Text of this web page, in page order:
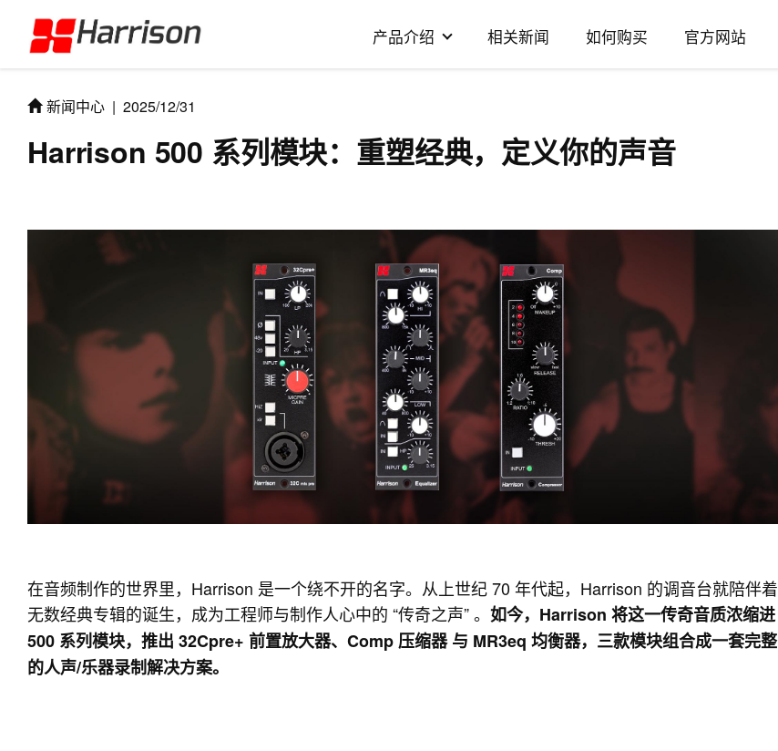
产品介绍 相关新闻 如何购买 官方网站
新闻中心 | 2025/12/31
Harrison 500 系列模块：重塑经典，定义你的声音
在音频制作的世界里，Harrison 是一个绕不开的名字。从上世纪 70 年代起，Harrison 的调音台就陪伴着
无数经典专辑的诞生，成为工程师与制作人心中的 “传奇之声” 。 如今，Harrison 将这一传奇音质浓缩进
500 系列模块，推出 32Cpre+ 前置放大器、Comp 压缩器 与 MR3eq 均衡器，三款模块组合成一套完整
的人声/乐器录制解决方案。